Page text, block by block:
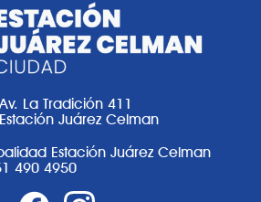
La Tradición 411
Estación Juárez Celman
Estación Juárez Celman
490 4950